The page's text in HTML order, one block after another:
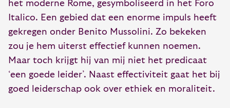
het moderne Rome, gesymboliseerd in het Foro
Italico. Een gebied dat een enorme impuls heeft
gekregen onder Benito Mussolini. Zo bekeken
zou je hem uiterst effectief kunnen noemen.
Maar toch krijgt hij van mij niet het predicaat
‘een goede leider’. Naast effectiviteit gaat het bij
goed leiderschap ook over ethiek en moraliteit.